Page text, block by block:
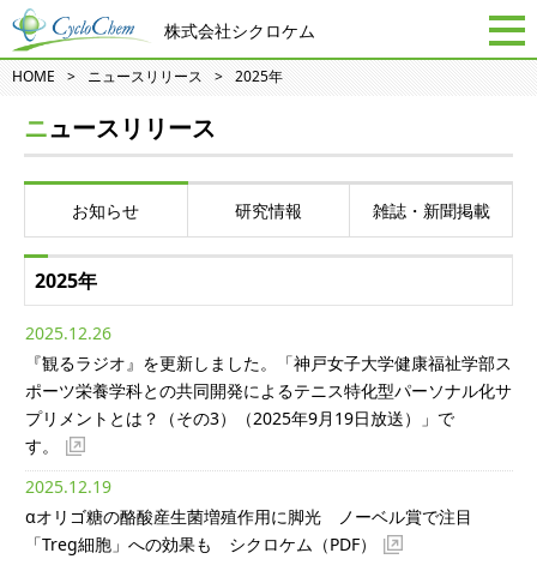
株式会社シクロケム
HOME ニュースリリース 2025年
ニュースリリース
お知らせ 研究情報 雑誌・新聞掲載
2025年
2025.12.26
『観るラジオ』を更新しました。「神戸女子大学健康福祉学部ス
ポーツ栄養学科との共同開発によるテニス特化型パーソナル化サ
プリメントとは？（その3）（2025年9月19日放送）」で
す。
2025.12.19
αオリゴ糖の酪酸産生菌増殖作用に脚光 ノーベル賞で注目
「Treg細胞」への効果も シクロケム （PDF）